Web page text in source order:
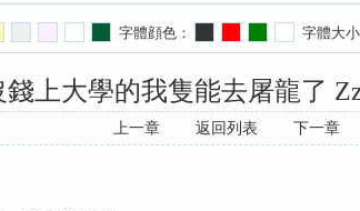
字體顔色： 字體大
錢上大學的我隻能去屠龍了
上一章 返回列表 下一章